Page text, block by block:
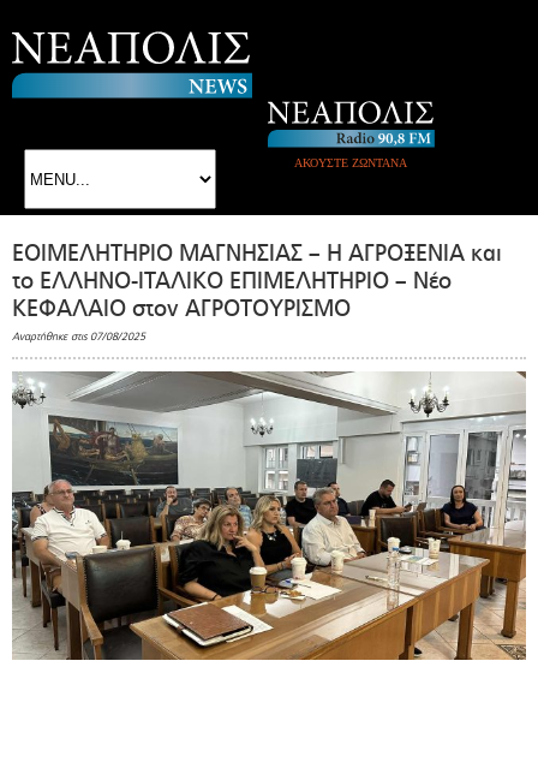
ΑΚΟΥΣΤΕ ΖΩΝΤΑΝΑ
ΕΟΙΜΕΛΗΤΗΡΙΟ ΜΑΓΝΗΣΙΑΣ – Η ΑΓΡΟΞΕΝΙΑ και
το ΕΛΛΗΝΟ-ΙΤΑΛΙΚΟ ΕΠΙΜΕΛΗΤΗΡΙΟ – Νέο
ΚΕΦΑΛΑΙΟ στον ΑΓΡΟΤΟΥΡΙΣΜΟ
Αναρτήθηκε στις 07/08/2025